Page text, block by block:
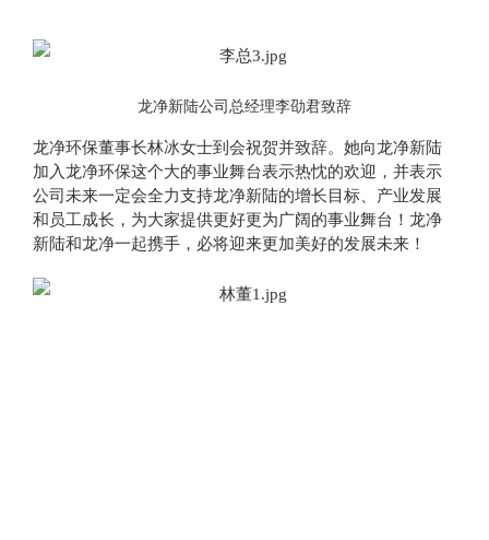
龙净新陆公司总经理李劭君致辞
龙净环保董事长林冰女士到会祝贺并致辞。她向龙净新陆
加入龙净环保这个大的事业舞台表示热忱的欢迎，并表示
公司未来一定会全力支持龙净新陆的增长目标、产业发展
和员工成长，为大家提供更好更为广阔的事业舞台！龙净
新陆和龙净一起携手，必将迎来更加美好的发展未来！